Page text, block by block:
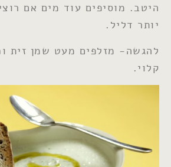
היטב. מוסיפים עוד מים אם
יותר דליל.
להגשה- מזלפים מעט שמן זית
קלוי.